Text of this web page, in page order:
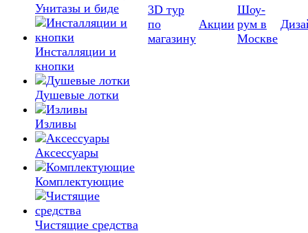
Унитазы и биде
Инсталляции и
кнопки
Душевые лотки
Изливы
Аксессуары
Комплектующие
Чистящие средства
3D тур
по
магазину
Акции
Шоу-
рум в
Москве